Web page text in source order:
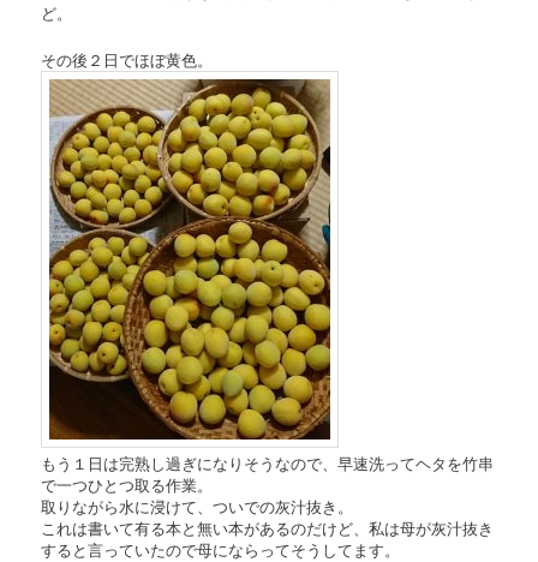
ど。
その後２日でほぼ黄色。
もう１日は完熟し過ぎになりそうなので、早速洗ってヘタを竹串
で一つひとつ取る作業。
取りながら水に浸けて、ついでの灰汁抜き。
これは書いて有る本と無い本があるのだけど、私は母が灰汁抜き
すると言っていたので母にならってそうしてます。